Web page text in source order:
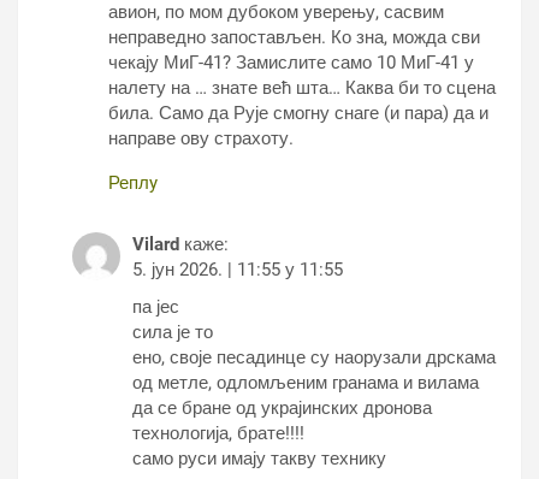
авион, по мом дубоком уверењу, сасвим
неправедно запостављен. Ко зна, можда сви
чекају МиГ-41? Замислите само 10 МиГ-41 у
налету на … знате већ шта… Каква би то сцена
била. Само да Рује смогну снаге (и пара) да и
направе ову страхоту.
Реплy
Vilard каже:
5. јун 2026. | 11:55 у 11:55
па јес
сила је то
ено, своје песадинце су наорузали дрскама
од метле, одломљеним гранама и вилама
да се бране од украјинских дронова
технологија, брате!!!!
само руси имају такву технику